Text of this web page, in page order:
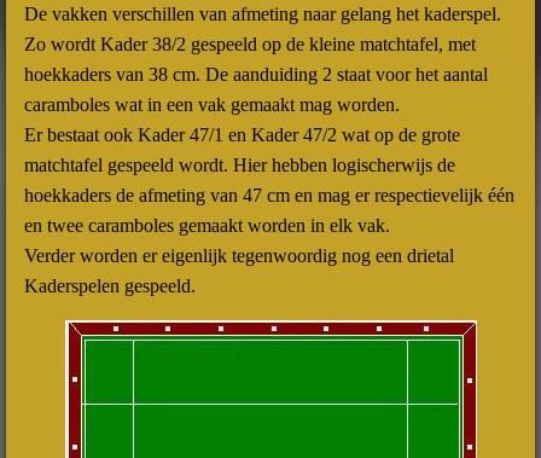
De vakken verschillen van afmeting naar gelang het kaderspel.
Zo wordt Kader 38/2 gespeeld op de kleine matchtafel, met
hoekkaders van 38 cm. De aanduiding 2 staat voor het aantal
caramboles wat in een vak gemaakt mag worden.
Er bestaat ook Kader 47/1 en Kader 47/2 wat op de grote
matchtafel gespeeld wordt. Hier hebben logischerwijs de
hoekkaders de afmeting van 47 cm en mag er respectievelijk één
en twee caramboles gemaakt worden in elk vak.
Verder worden er eigenlijk tegenwoordig nog een drietal
Kaderspelen gespeeld.